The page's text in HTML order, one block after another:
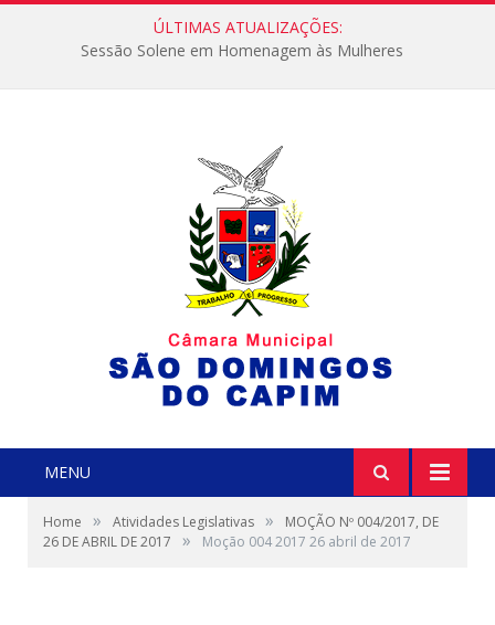
ÚLTIMAS ATUALIZAÇÕES:
Sessão Solene em Homenagem às Mulheres
MENU
Home » Atividades Legislativas »
MOÇÃO Nº 004/2017, DE
26 DE ABRIL DE 2017
» Moção 004 2017 26 abril de 2017